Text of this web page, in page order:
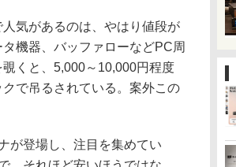
気があるのは、やはり値段が
機器、バッファローなどPC周
くと、5,000～10,000円程度
で吊るされている。案外この
が登場し、注目を集めてい